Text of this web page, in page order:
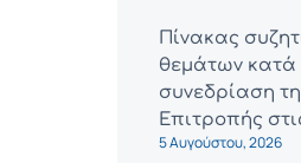
Πίνακας
θεμάτων κατά
συνεδρίαση
Επιτροπής
5 Αυγούστου, 2026